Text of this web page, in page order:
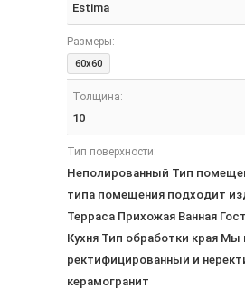
Estima
Размеры:
60x60
Толщина:
10
Тип поверхности:
Неполированный Тип
типа помещения подходит
Терраса Прихожая Ванная
Кухня Тип обработки края
ректифицированный и
керамогранит